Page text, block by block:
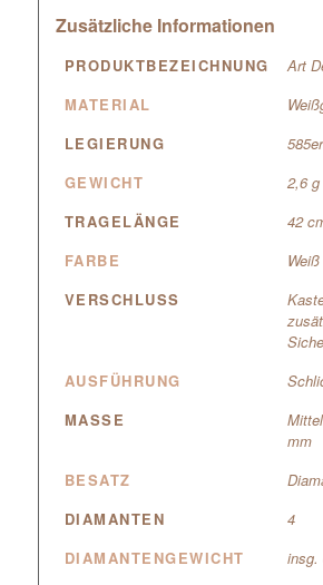
Zusätzliche Informationen
PRODUKTBEZEICHNUNG
Art
MATERIAL
LEGIERUNG
GEWICHT
2,6 g
TRAGELÄNGE
42
FARBE
Weiß
VERSCHLUSS
AUSFÜHRUNG
MASSE
mm
BESATZ
DIAMANTEN
4
DIAMANTENGEWICHT
insg.